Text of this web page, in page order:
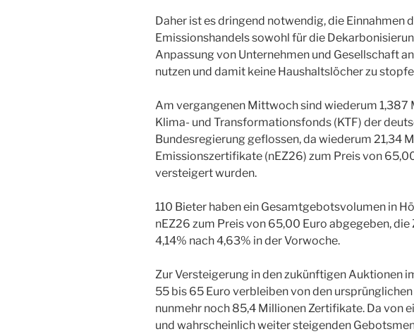
Daher ist es dringend notwendig, die Einnahmen
Emissionshandels sowohl für die
Anpassung von Unternehmen und Gesellschaft
nutzen und damit keine Haushaltslöcher zu
Am vergangenen Mittwoch sind wiederum 1,387
Klima- und Transformationsfonds (KTF) der
Bundesregierung geflossen, da wiederum 21,34
Emissionszertifikate (nEZ26) zum Preis von
versteigert wurden.
110 Bieter haben ein Gesamtgebotsvolumen in
nEZ26 zum Preis von 65,00 Euro abgegeben,
4,14% nach 4,63% in der Vorwoche.
Zur Versteigerung in den zukünftigen Auktionen
55 bis 65 Euro verbleiben von den
nunmehr noch 85,4 Millionen Zertifikate. Da von
und wahrscheinlich weiter steigenden